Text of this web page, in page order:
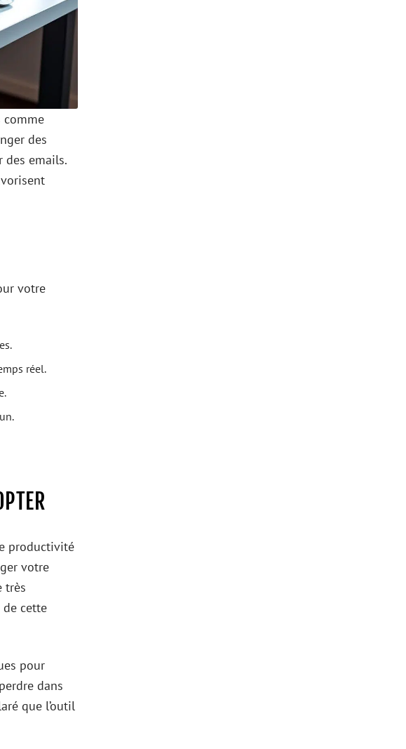
comme
des
des emails.
votre
réel.
productivité
votre
très
cette
pour
dans
que l’outil